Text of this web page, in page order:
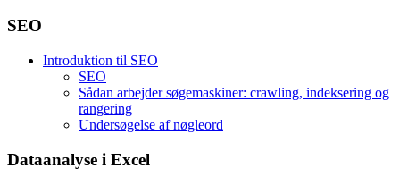
SEO
Introduktion til SEO
SEO
Sådan arbejder søgemaskiner: crawling, indeksering og
rangering
Undersøgelse af nøgleord
Dataanalyse i Excel